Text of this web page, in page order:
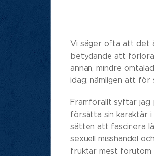
Vi säger ofta att det
betydande att förlora
annan, mindre
idag; nämligen att för
Framförallt syftar
försätta sin karaktär
sätten att fascinera
sexuell misshandel
fruktar mest förutom